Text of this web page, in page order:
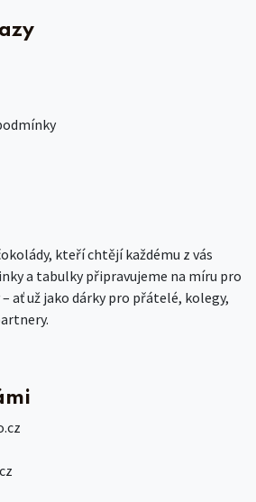
kteří chtějí každému z vás
a tabulky připravujeme na míru pro
ať už jako dárky pro přátelé, kolegy,